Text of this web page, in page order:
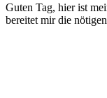
Guten Tag, hier ist
bereitet mir die